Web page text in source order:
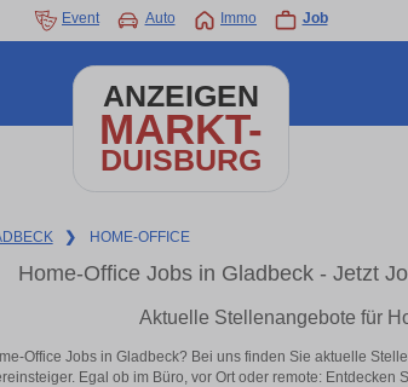
Event Auto Immo Job
ANZEIGEN
MARKT-
DUISBURG
❯ HOME-OFFICE
Home-Office Jobs in Gladbeck - Jetzt
Aktuelle Stellenangebote für
Office Jobs in Gladbeck? Bei uns finden Sie aktuelle
Egal ob im Büro, vor Ort oder remote: